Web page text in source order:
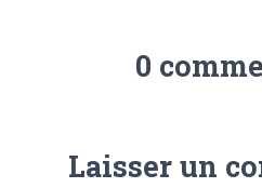
0
Laisser un